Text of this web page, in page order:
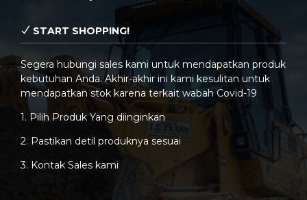
START SHOPPING!
Segera hubungi sales kami untuk mendapatkan produk
kebutuhan Anda. Akhir-akhir ini kami kesulitan untuk
mendapatkan stok karena terkait wabah Covid-19
1. Pilih Produk Yang diinginkan
2. Pastikan detil produknya sesuai
3. Kontak Sales kami